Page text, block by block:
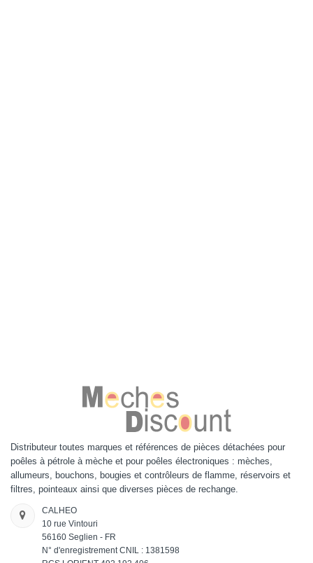
Distributeur toutes marques et références de pièces détachées pour
poêles à pétrole à mèche et pour poêles électroniques : mèches,
allumeurs, bouchons, bougies et contrôleurs de flamme, réservoirs et
filtres, pointeaux ainsi que diverses pièces de rechange.
CALHEO
10 rue Vintouri
56160 Seglien - FR
N° d'enregistrement CNIL : 1381598